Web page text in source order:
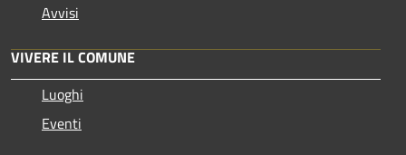
Avvisi
VIVERE IL COMUNE
Luoghi
Eventi